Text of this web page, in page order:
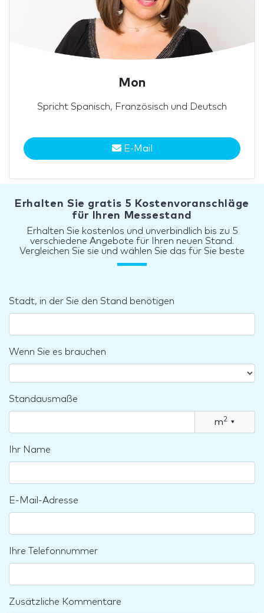
Mon
Spricht Spanisch, Französisch und Deutsch
E-Mail
Erhalten Sie gratis 5 Kostenvoranschläge
für Ihren Messestand
Erhalten Sie kostenlos und unverbindlich bis zu 5
verschiedene Angebote für Ihren neuen Stand.
Vergleichen Sie sie und wählen Sie das für Sie beste
Stadt, in der Sie den Stand benötigen
Wenn Sie es brauchen
Standausmaße
m2 ▾
Ihr Name
E-Mail-Adresse
Ihre Telefonnummer
Zusätzliche Kommentare